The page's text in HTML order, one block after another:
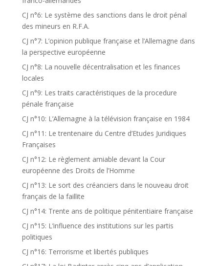
CJ n°6: Le système des sanctions dans le droit pénal
des mineurs en R.F.A.
CJ n°7: L’opinion publique française et l’Allemagne dans
la perspective européenne
CJ n°8: La nouvelle décentralisation et les finances
locales
CJ n°9: Les traits caractéristiques de la procedure
pénale française
CJ n°10: L’Allemagne à la télévision française en 1984
CJ n°11: Le trentenaire du Centre d’Etudes Juridiques
Françaises
CJ n°12: Le règlement amiable devant la Cour
européenne des Droits de l’Homme
CJ n°13: Le sort des créanciers dans le nouveau droit
français de la faillite
CJ n°14: Trente ans de politique pénitentiaire française
CJ n°15: L’influence des institutions sur les partis
politiques
CJ n°16: Terrorisme et libertés publiques